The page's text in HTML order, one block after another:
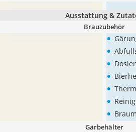
Ausstattung &
Brauzubehör
•
•
•
•
•
•
•
Gärbehälter